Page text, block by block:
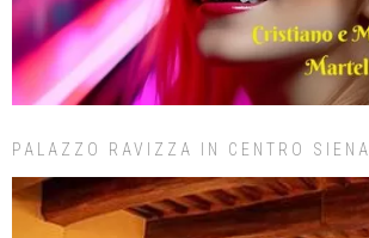
PALAZZO RAVIZZA IN CENTRO SIENA